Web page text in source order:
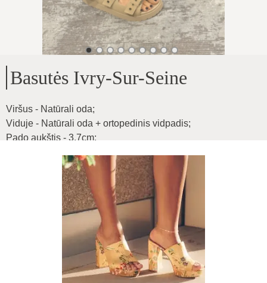
Basutės Ivry-Sur-Seine
Viršus - Natūrali oda;
Viduje - Natūrali oda + ortopedinis vidpadis;
Pado aukštis - 3,7cm;
6DBDZSaEn9ROegFkOiu0
€